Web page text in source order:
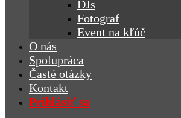
DJs
Fotograf
Event na kľúč
O nás
Spolupráca
Časté otázky
Kontakt
Prihlásiť sa